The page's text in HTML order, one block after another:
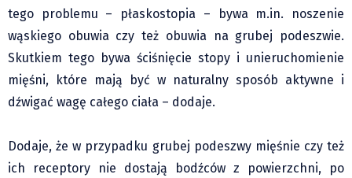
Fotoreportaże
studio glos.live
Głos Brandysa
YouTube glos.live
Głos News
PODCAST "GŁOS MAMY"
tego problemu – płaskostopia – bywa m.in. noszenie
wąskiego obuwia czy też obuwia na grubej podeszwie.
Skutkiem tego bywa ściśnięcie stopy i unieruchomienie
mięśni, które mają być w naturalny sposób aktywne i
dźwigać wagę całego ciała – dodaje.
Dodaje, że w przypadku grubej podeszwy mięśnie czy też
ich receptory nie dostają bodźców z powierzchni, po